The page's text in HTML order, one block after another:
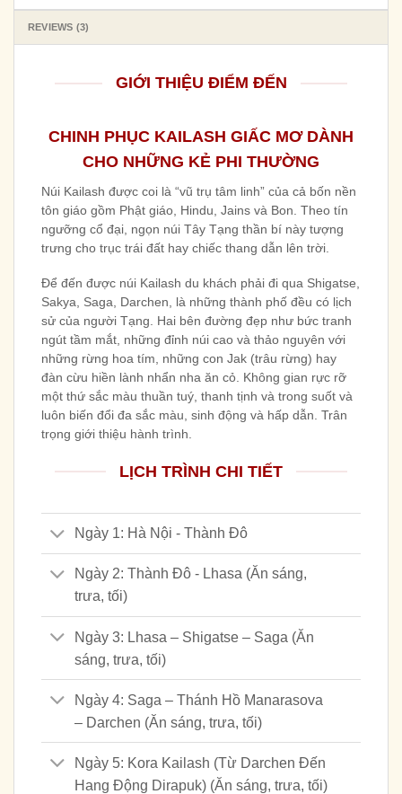
REVIEWS (3)
GIỚI THIỆU ĐIỂM ĐẾN
CHINH PHỤC KAILASH GIẤC MƠ DÀNH
CHO NHỮNG KẺ PHI THƯỜNG
Núi Kailash được coi là “vũ trụ tâm linh” của cả bốn nền
tôn giáo gồm Phật giáo, Hindu, Jains và Bon. Theo tín
ngưỡng cổ đại, ngọn núi Tây Tạng thần bí này tượng
trưng cho trục trái đất hay chiếc thang dẫn lên trời.
Để đến được núi Kailash du khách phải đi qua Shigatse,
Sakya, Saga, Darchen, là những thành phố đều có lịch
sử của người Tạng. Hai bên đường đẹp như bức tranh
ngút tầm mắt, những đỉnh núi cao và thảo nguyên với
những rừng hoa tím, những con Jak (trâu rừng) hay
đàn cừu hiền lành nhẩn nha ăn cỏ. Không gian rực rỡ
một thứ sắc màu thuần tuý, thanh tịnh và trong suốt và
luôn biến đổi đa sắc màu, sinh động và hấp dẫn. Trân
trọng giới thiệu hành trình.
LỊCH TRÌNH CHI TIẾT
Ngày 1: Hà Nội - Thành Đô
Ngày 2: Thành Đô - Lhasa (Ăn sáng,
trưa, tối)
Ngày 3: Lhasa – Shigatse – Saga (Ăn
sáng, trưa, tối)
Ngày 4: Saga – Thánh Hồ Manarasova
– Darchen (Ăn sáng, trưa, tối)
Ngày 5: Kora Kailash (Từ Darchen Đến
Hang Động Dirapuk) (Ăn sáng, trưa, tối)